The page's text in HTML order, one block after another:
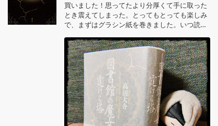
買いました！思ってたより分厚くて手に取った
とき震えてしまった。とってもとっても楽しみ
で、まずはグラシン紙を巻きました。いつ読み
でから！